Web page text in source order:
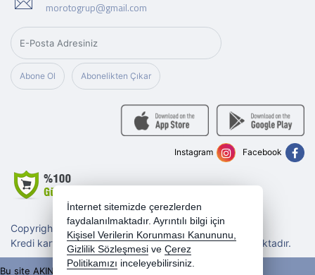
morotogrup@gmail.com
Abone Ol Abonelikten Çıkar
Copyright 2026 morotogrup.com - Tüm hakları saklıdır.
Kredi kartı bilgileriniz 256bit SSL sertifikası ile korunmaktadır.
Facebook
Instagram
Bu site AKINSOFT E-Ticaret ile hazırlanmıştır.
İnternet sitemizde çerezlerden
faydalanılmaktadır. Ayrıntılı bilgi için
Kişisel Verilerin Korunması Kanununu,
Gizlilik Sözleşmesi ve Çerez
Politikamızı inceleyebilirsiniz.